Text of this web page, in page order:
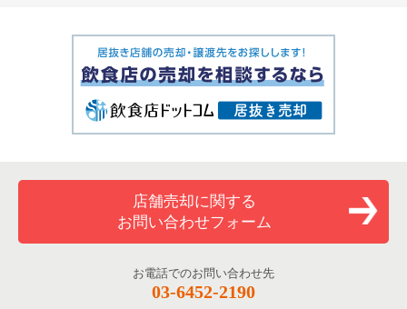
店舗売却に関する
お問い合わせフォーム
お電話でのお問い合わせ先
03-6452-2190